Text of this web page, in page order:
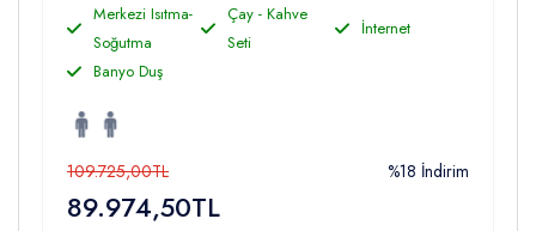
Merkezi Isıtma-
Soğutma
Çay - Kahve
Seti
İnternet
Banyo Duş
109.725,00TL %18 İndirim
89.974,50TL